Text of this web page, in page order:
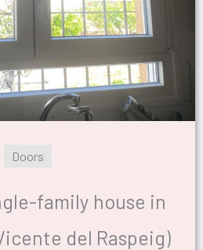
Doors
family house in
del Raspeig)